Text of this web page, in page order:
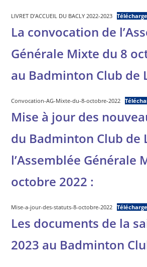
LIVRET D’ACCUEIL DU BACLY 2022-2023
La convocation de
Générale Mixte du 8
au Badminton Club de
Convocation-AG-Mixte-du-8-octobre-2022
Mise à jour des
du Badminton Club de
l’Assemblée Générale
octobre 2022 :
Mise-a-jour-des-statuts-8-octobre-2022
Les documents de la
2023 au Badminton